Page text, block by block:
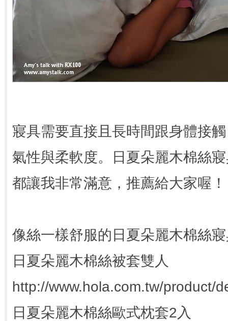
寢具需要直接且長時間跟身體接
氣性與柔軟度。日夏朵麗木棉絲
都讓我非常滿意，推薦給大家喔！
像絲一樣舒服的日夏朵麗木棉絲
日夏朵麗木棉絲被套雙人
http://www.hola.com.tw/product/
日夏朵麗木棉絲歐式枕套2入